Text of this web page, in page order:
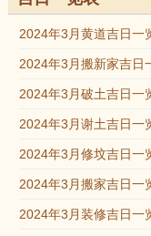
2024年3月黄道吉日一
2024年3月搬新家吉日
2024年3月破土吉日一
2024年3月谢土吉日一
2024年3月修坟吉日一
2024年3月搬家吉日一
2024年3月装修吉日一